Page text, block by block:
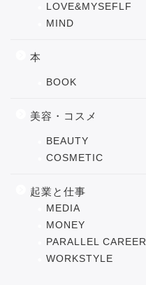
LOVE&MYSEFLF
MIND
本
BOOK
美容・コスメ
BEAUTY
COSMETIC
起業と仕事
MEDIA
MONEY
PARALLEL CAREER
WORKSTYLE